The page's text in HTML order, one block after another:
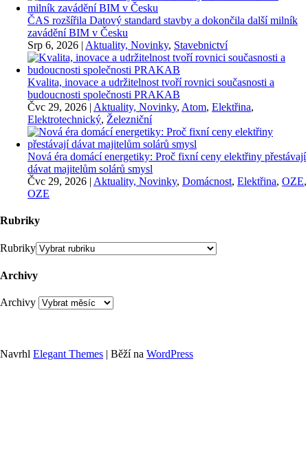
ČAS rozšířila Datový standard stavby a dokončila další milník
zavádění BIM v Česku
Srp 6, 2026 | Aktuality, Novinky, Stavebnictví
Kvalita, inovace a udržitelnost tvoří rovnici současnosti a
budoucnosti společnosti PRAKAB
Čvc 29, 2026 | Aktuality, Novinky, Atom, Elektřina,
Elektrotechnický, Železniční
Nová éra domácí energetiky: Proč fixní ceny elektřiny přestávají
dávat majitelům solárů smysl
Čvc 29, 2026 | Aktuality, Novinky, Domácnost, Elektřina, OZE,
OZE
Rubriky
Rubriky
Archivy
Archivy
Navrhl Elegant Themes | Běží na WordPress